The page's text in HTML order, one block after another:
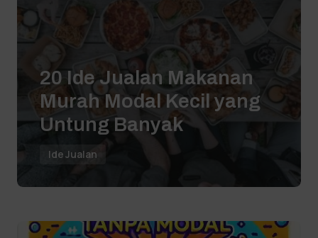
20 Ide Jualan Makanan
Murah Modal Kecil yang
Untung Banyak
Ide Jualan